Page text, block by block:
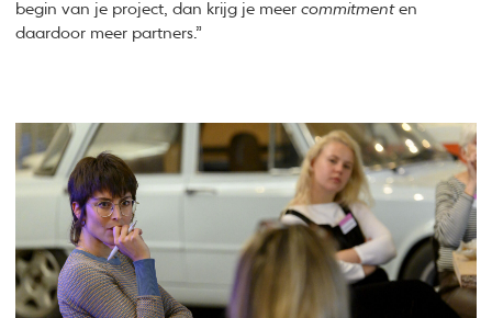
begin van je project, dan krijg je meercommitmenten
daardoor meer partners.”